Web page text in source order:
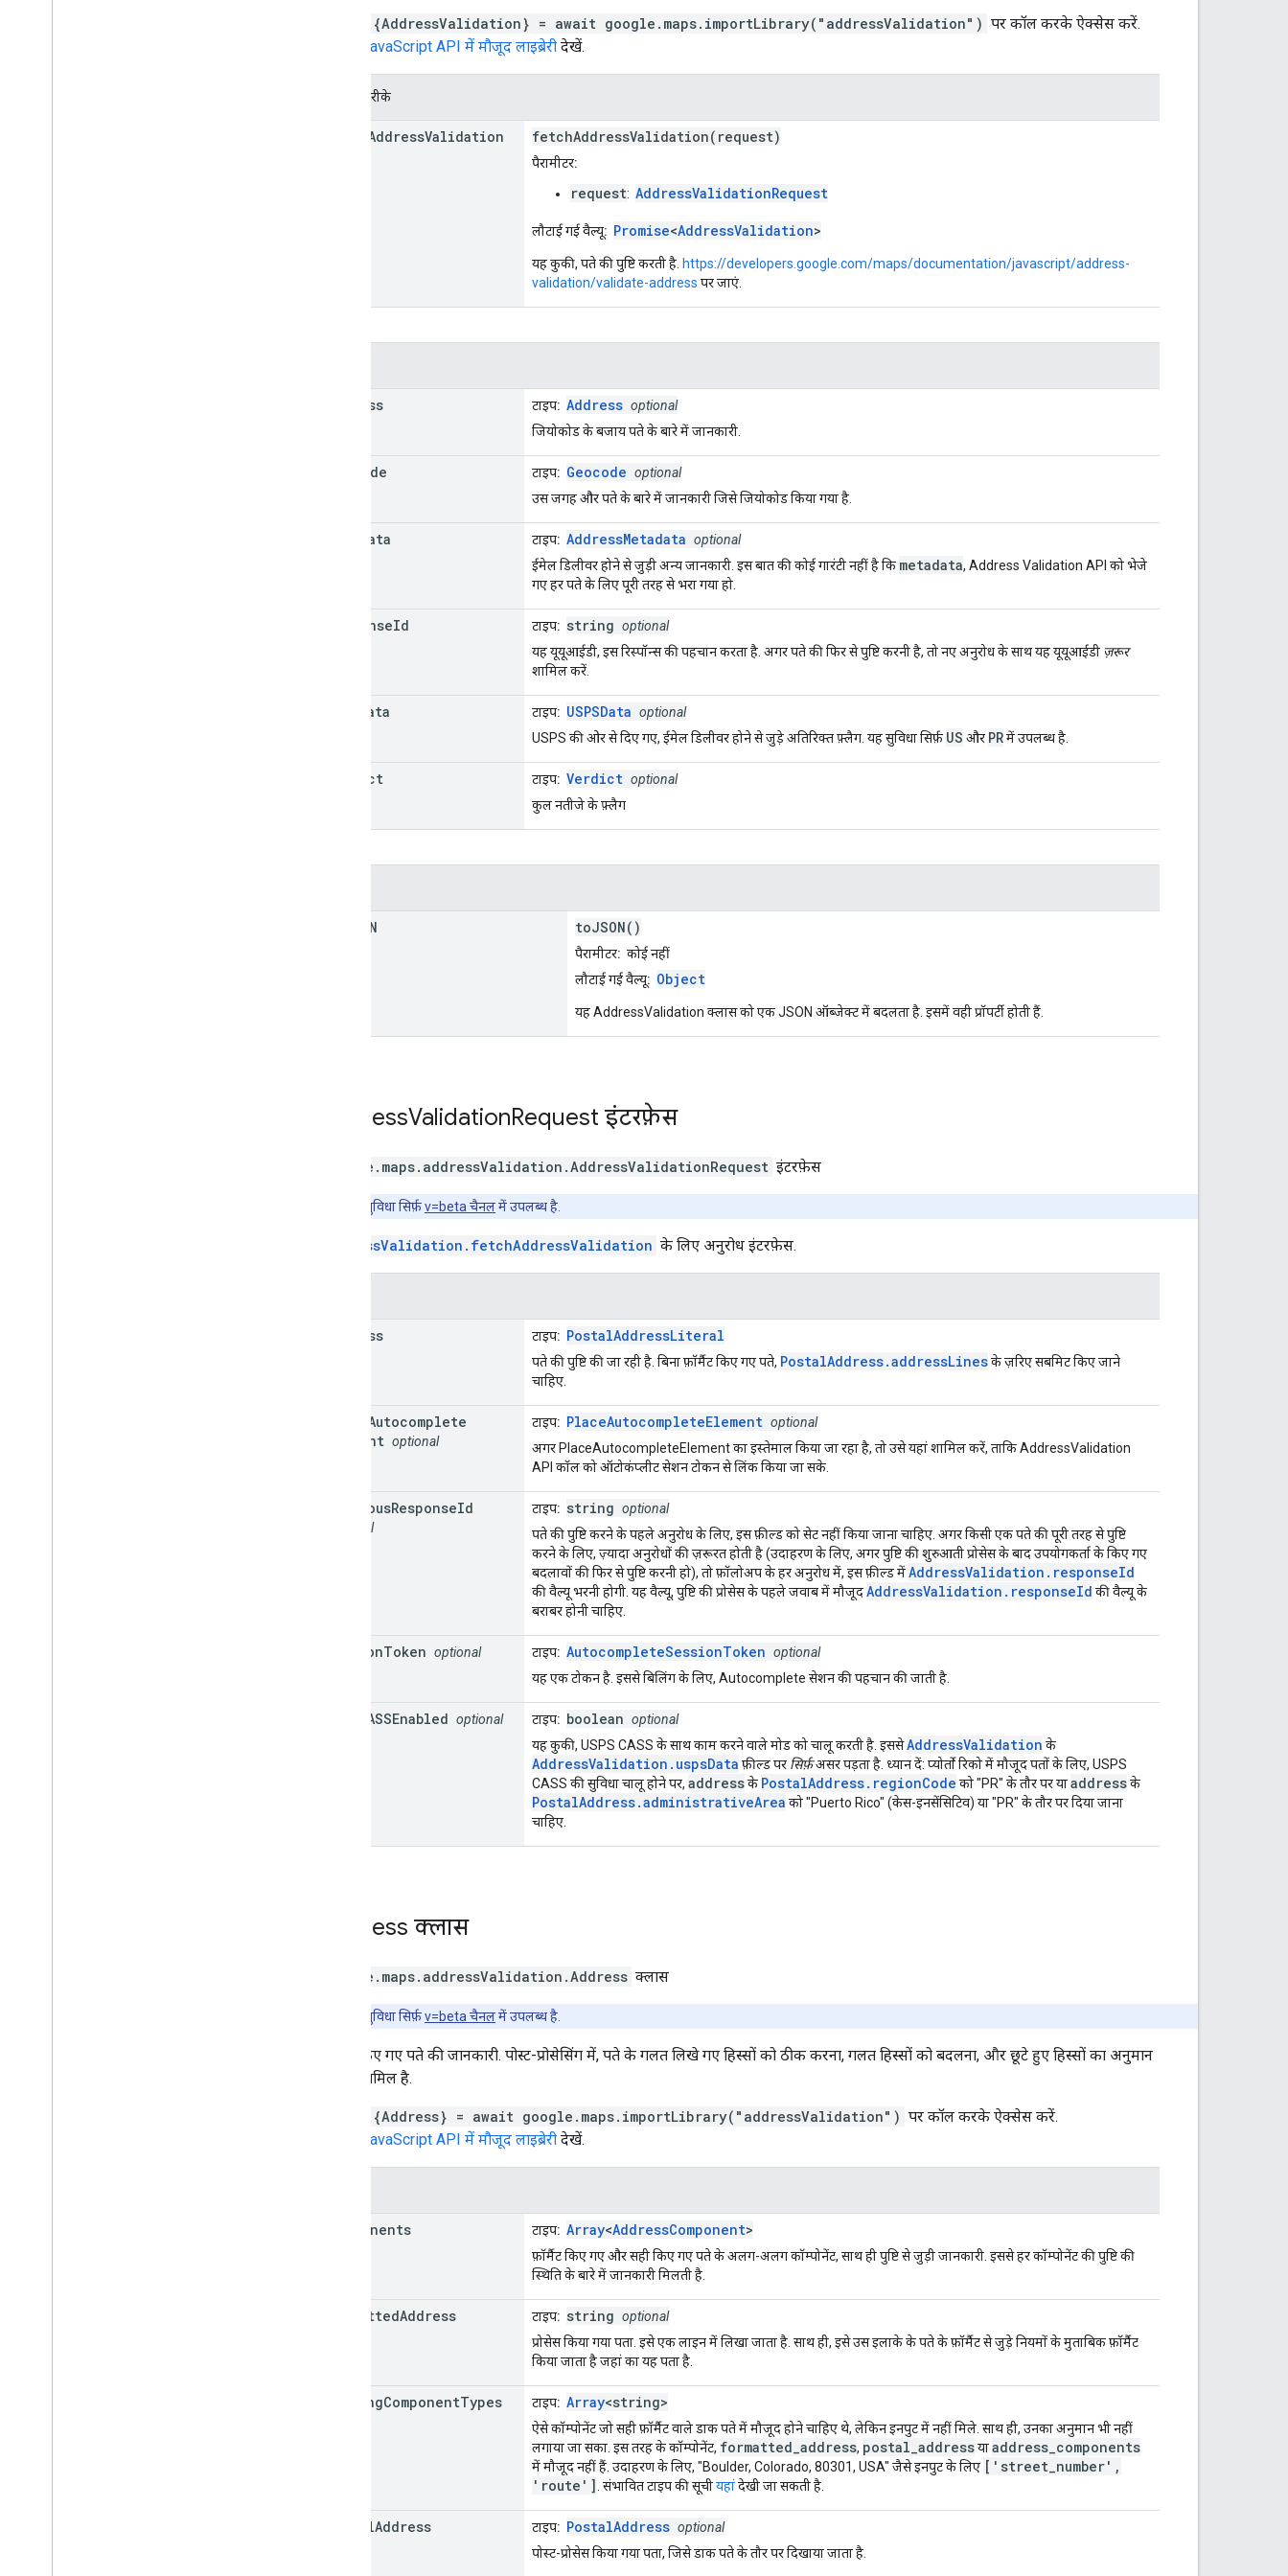
const {AddressValidation} = await google.maps.importLibrary("addressValidation") पर कॉल करके ऐक्सेस करें.
Maps JavaScript API में मौजूद लाइब्रेरी देखें.
स्टैटिक तरीके
AddressValidation fetchAddressValidation(request)
पैरामीटर:
request: AddressValidationRequest
लौटाई गई वैल्यू: Promise<AddressValidation>
यह कुकी, पते की पुष्टि करती है. https://developers.google.com/maps/documentation/javascript/address-
validation/validate-address पर जाएं.
address टाइप: Address optional
जियोकोड के बजाय पते के बारे में जानकारी.
geocode टाइप: Geocode optional
उस जगह और पते के बारे में जानकारी जिसे जियोकोड किया गया है.
metadata टाइप: AddressMetadata optional
ईमेल डिलीवर होने से जुड़ी अन्य जानकारी. इस बात की कोई गारंटी नहीं है कि metadata, Address Validation API को भेजे
गए हर पते के लिए पूरी तरह से भरा गया हो.
responseId टाइप: string optional
यह यूयूआईडी, इस रिस्पॉन्स की पहचान करता है. अगर पते की फिर से पुष्टि करनी है, तो नए अनुरोध के साथ यह यूयूआईडी ज़रूर
शामिल करें.
Data टाइप: USPSData optional
USPS की ओर से दिए गए, ईमेल डिलीवर होने से जुड़े अतिरिक्त फ़्लैग. यह सुविधा सिर्फ़ US और PRमें उपलब्ध है.
verdict टाइप: Verdict optional
कुल नतीजे के फ़्लैग
JSON toJSON()
पैरामीटर: कोई नहीं
लौटाई गई वैल्यू: Object
यह AddressValidation क्लास को एक JSON ऑब्जेक्ट में बदलता है. इसमें वही प्रॉपर्टी होती हैं.
AddressValidationRequest इंटरफ़ेस
google.maps.addressValidation .AddressValidationRequest इंटरफ़ेस
यह सुविधा सिर्फ़v=beta चैनलमें उपलब्ध है.
AddressValidation.fetchAddressValidation के लिए अनुरोध इंटरफ़ेस.
address टाइप: PostalAddressLiteral
पते की पुष्टि की जा रही है. बिना फ़ॉर्मैट किए गए पते, PostalAddress.addressLinesके ज़रिए सबमिट किए जाने
चाहिए.
Autocomplete
Element optional
टाइप: PlaceAutocompleteElement optional
अगर PlaceAutocompleteElement का इस्तेमाल किया जा रहा है, तो उसे यहां शामिल करें, ताकि AddressValidation
API कॉल को ऑटोकंप्लीट सेशन टोकन से लिंक किया जा सके.
previousResponseId
optional
टाइप: string optional
पते की पुष्टि करने के पहले अनुरोध के लिए, इस फ़ील्ड को सेट नहीं किया जाना चाहिए. अगर किसी एक पते की पूरी तरह से पुष्टि
करने के लिए, ज़्यादा अनुरोधों की ज़रूरत होती है (उदाहरण के लिए, अगर पुष्टि की शुरुआती प्रोसेस के बाद उपयोगकर्ता के किए गए
बदलावों की फिर से पुष्टि करनी हो), तो फ़ॉलोअप के हर अनुरोध में, इस फ़ील्ड मेंAddressValidation.responseId
की वैल्यू भरनी होगी. यह वैल्यू, पुष्टि की प्रोसेस के पहले जवाब में मौजूदAddressValidation.responseId की वैल्यू के
बराबर होनी चाहिए.
sessionToken optional टाइप: AutocompleteSessionToken optional
यह एक टोकन है. इससे बिलिंग के लिए, Autocomplete सेशन की पहचान की जाती है.
CASSEnabled optional टाइप: boolean optional
यह कुकी, USPS CASS के साथ काम करने वाले मोड को चालू करती है. इससेAddressValidation के
AddressValidation.uspsData फ़ील्ड पर सिर्फ़असर पड़ता है. ध्यान दें: प्योर्तो रिको में मौजूद पतों के लिए, USPS
CASS की सुविधा चालू होने पर, addressके PostalAddress.regionCode को "PR" के तौर पर याaddressके
PostalAddress.administrativeArea को "Puerto Rico" (केस-इनसेंसिटिव) या "PR" के तौर पर दिया जाना
चाहिए.
Address क्लास
google.maps.addressValidation .Address क्लास
यह सुविधा सिर्फ़v=beta चैनलमें उपलब्ध है.
प्रोसेस किए गए पते की जानकारी. पोस्ट-प्रोसेसिंग में, पते के गलत लिखे गए हिस्सों को ठीक करना, गलत हिस्सों को बदलना, और छूटे हुए हिस्सों का अनुमान
लगाना शामिल है.
const {Address} = await google.maps.importLibrary("addressValidation") पर कॉल करके ऐक्सेस करें.
Maps JavaScript API में मौजूद लाइब्रेरी देखें.
components टाइप: Array<AddressComponent>
फ़ॉर्मैट किए गए और सही किए गए पते के अलग-अलग कॉम्पोनेंट, साथ ही पुष्टि से जुड़ी जानकारी. इससे हर कॉम्पोनेंट की पुष्टि की
स्थिति के बारे में जानकारी मिलती है.
formattedAddress टाइप: string optional
प्रोसेस किया गया पता. इसे एक लाइन में लिखा जाता है. साथ ही, इसे उस इलाके के पते के फ़ॉर्मैट से जुड़े नियमों के मुताबिक फ़ॉर्मैट
किया जाता है जहां का यह पता है.
missingComponentTypes टाइप: Array<string>
ऐसे कॉम्पोनेंट जो सही फ़ॉर्मैट वाले डाक पते में मौजूद होने चाहिए थे, लेकिन इनपुट में नहीं मिले. साथ ही, उनका अनुमान भी नहीं
लगाया जा सका. इस तरह के कॉम्पोनेंट, formatted_address, postal_addressयाaddress_components
में मौजूद नहीं हैं. उदाहरण के लिए, "Boulder, Colorado, 80301, USA" जैसे इनपुट के लिए ['street_number',
'route'] . संभावित टाइप की सूचीयहांदेखी जा सकती है.
postalAddress टाइप: PostalAddress optional
पोस्ट-प्रोसेस किया गया पता, जिसे डाक पते के तौर पर दिखाया जाता है.